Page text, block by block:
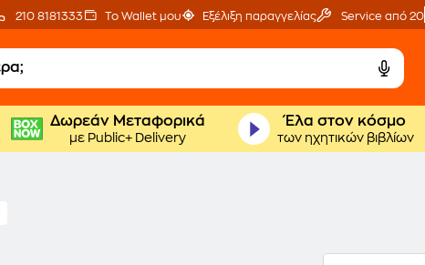
210 8181333 Το Wallet μου Εξέλιξη παραγγελίας Service από 20'
Δωρεάν Μεταφορικά
με Public+ Delivery
Έλα στον κόσμο
των ηχητικών βιβλίων